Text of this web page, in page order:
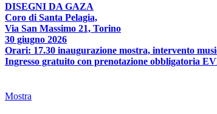
DISEGNI DA GAZA
Coro di Santa Pelagia,
Via San Massimo 21, Torino
30 giugno 2026
Orari: 17.30 inaugurazione mostra, intervento
Ingresso gratuito con prenotazione obbligatoria
Mostra